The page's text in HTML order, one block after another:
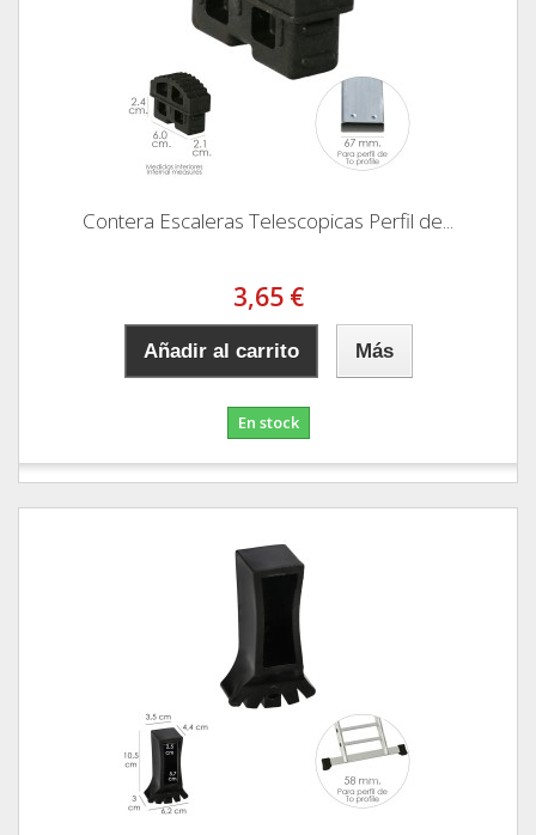
Contera Escaleras Telescopicas Perfil de...
3,65 €
Añadir al carrito Más
En stock